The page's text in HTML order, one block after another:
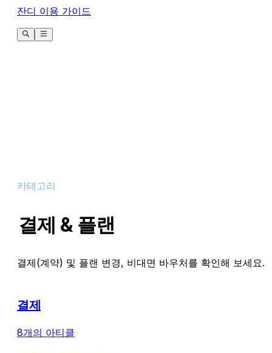
잔디 이용 가이드
카테고리
결제 & 플랜
결제(계약) 및 플랜 변경, 비대면 바우처를 확인해 보세요.
결제
8개의 아티클